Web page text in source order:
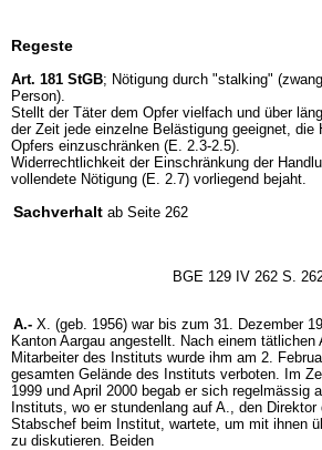
Regeste
Art. 181 StGB; Nötigung durch "stalking"
Person).
Stellt der Täter dem Opfer vielfach und über
der Zeit jede einzelne Belästigung geeignet, die
Opfers einzuschränken (E. 2.3-2.5).
Widerrechtlichkeit der Einschränkung der
vollendete Nötigung (E. 2.7) vorliegend bejaht.
Sachverhalt ab Seite 262
BGE 129 IV 262 S.
A.- X. (geb. 1956) war bis zum 31. Dezember
Kanton Aargau angestellt. Nach einem tätlichen
Mitarbeiter des Instituts wurde ihm am 2.
gesamten Gelände des Instituts verboten. Im
1999 und April 2000 begab er sich regelmässig
Instituts, wo er stundenlang auf A., den
Stabschef beim Institut, wartete, um mit ihnen
zu diskutieren. Beiden